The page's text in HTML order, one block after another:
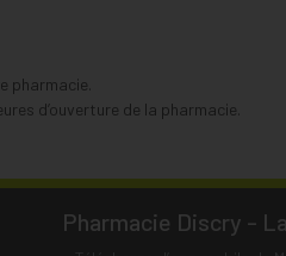
pharmacie.
d’ouverture de la pharmacie.
Pharmacie Discry -